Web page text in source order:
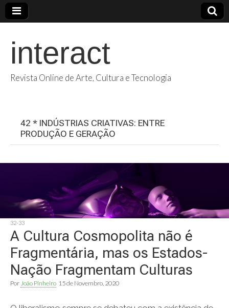
interact
Revista Online de Arte, Cultura e Tecnologia
42 * INDÚSTRIAS CRIATIVAS: ENTRE
PRODUÇÃO E GERAÇÃO
32-33
A Cultura Cosmopolita não é
Fragmentária, mas os Estados-
Nação Fragmentam Culturas
Por João Pinheiro 15 de Novembro, 2020